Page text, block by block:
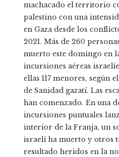
machacado el territorio
palestino con una
en Gaza desde los
2021. Más de 260
muerto este domingo en
incursiones aéreas
ellas 117 menores, según
de Sanidad gazatí. Las
han comenzado. En una
incursiones puntuales
interior de la Franja, un
israelí ha muerto y otros
resultado heridos en la